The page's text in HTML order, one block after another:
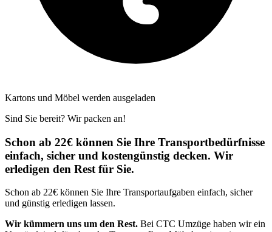
Kartons und Möbel werden ausgeladen
Sind Sie bereit? Wir packen an!
Schon ab 22€ können Sie Ihre Transportbedürfnisse
einfach, sicher und kostengünstig decken. Wir
erledigen den Rest für Sie.
Schon ab 22€ können Sie Ihre Transportaufgaben einfach, sicher
und günstig erledigen lassen.
Wir kümmern uns um den Rest. Bei CTC Umzüge haben wir ein